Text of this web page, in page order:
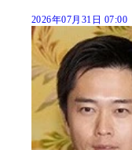
2026年07月31日 07:00